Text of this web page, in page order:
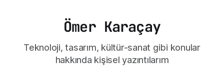
Ömer Karaçay
Teknoloji, tasarım, kültür-sanat gibi konular
hakkında kişisel yazıntılarım